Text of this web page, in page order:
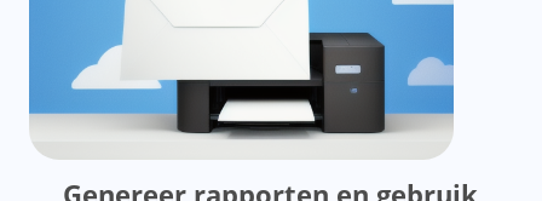
Genereer rapporten en gebruik